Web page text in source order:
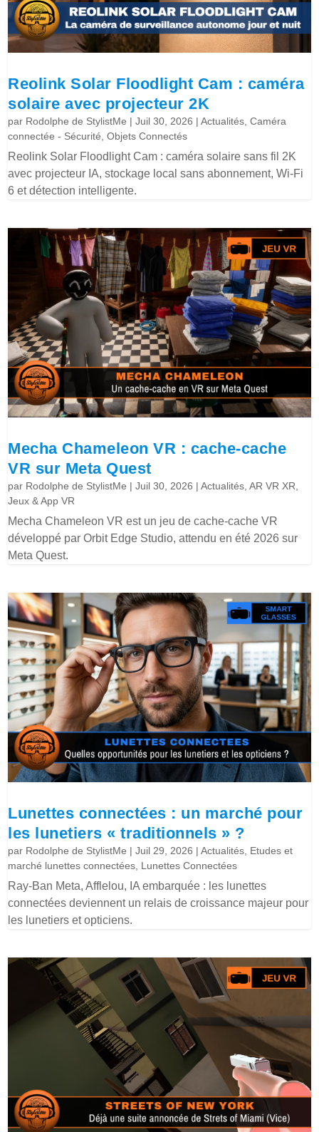
Reolink Solar Floodlight Cam : caméra
solaire avec projecteur 2K
par Rodolphe de StylistMe |Juil 30, 2026 |Actualités ,Caméra
connectée - Sécurité ,Objets Connectés
Reolink Solar Floodlight Cam : caméra solaire sans fil 2K
avec projecteur IA, stockage local sans abonnement, Wi-Fi
6 et détection intelligente.
Mecha Chameleon VR : cache-cache
VR sur Meta Quest
par Rodolphe de StylistMe |Juil 30, 2026 |Actualités ,AR VR XR
Jeux & App VR
Mecha Chameleon VR est un jeu de cache-cache VR
développé par Orbit Edge Studio, attendu en été 2026 sur
Meta Quest.
Lunettes connectées : un marché pour
les lunetiers « traditionnels » ?
par Rodolphe de StylistMe |Juil 29, 2026 |Actualités Etudes et
marché lunettes connectées Lunettes Connectées
Ray-Ban Meta, Afflelou, IA embarquée : les lunettes
connectées deviennent un relais de croissance majeur pour
les lunetiers et opticiens.